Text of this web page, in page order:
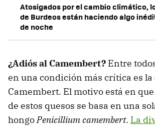
Atosigados por el cambio climático,
de Burdeos están haciendo algo
de noche
¿Adiós al Camembert? Entre
en una condición más crítica es la
Camembert. El motivo está en
de estos quesos se basa en una
hongoPenicillium camembert. La